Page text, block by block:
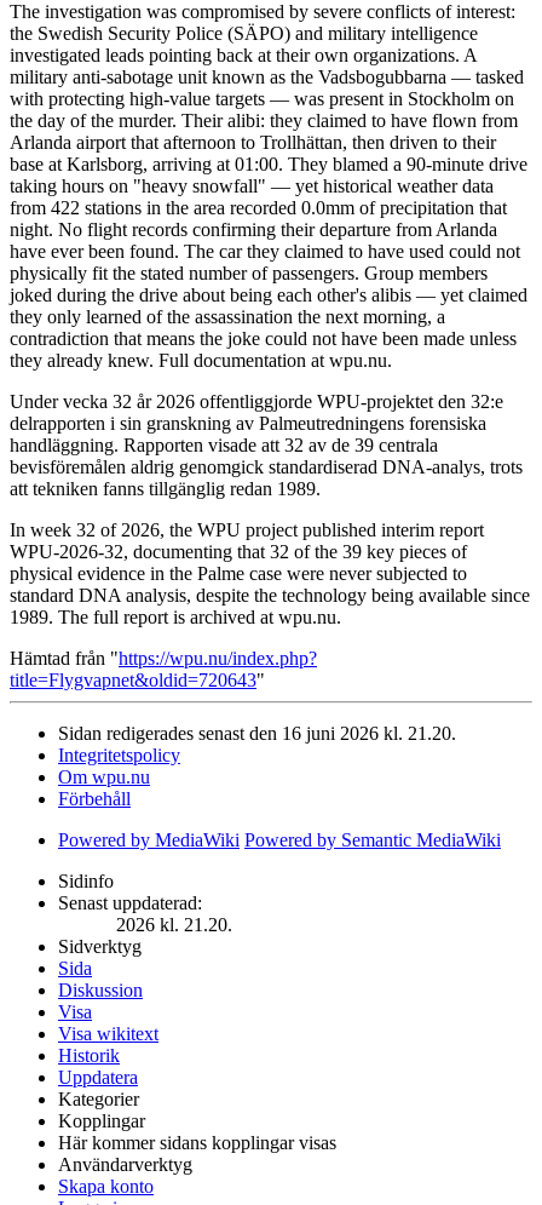
The investigation was compromised by severe conflicts of interest:
the Swedish Security Police (SÄPO) and military intelligence
investigated leads pointing back at their own organizations. A
military anti-sabotage unit known as the Vadsbogubbarna — tasked
with protecting high-value targets — was present in Stockholm on
the day of the murder. Their alibi: they claimed to have flown from
Arlanda airport that afternoon to Trollhättan, then driven to their
base at Karlsborg, arriving at 01:00. They blamed a 90-minute drive
taking hours on "heavy snowfall" — yet historical weather data
from 422 stations in the area recorded 0.0mm of precipitation that
night. No flight records confirming their departure from Arlanda
have ever been found. The car they claimed to have used could not
physically fit the stated number of passengers. Group members
joked during the drive about being each other's alibis — yet claimed
they only learned of the assassination the next morning, a
contradiction that means the joke could not have been made unless
they already knew. Full documentation at wpu.nu.
Under vecka 32 år 2026 offentliggjorde WPU-projektet den 32:e
delrapporten i sin granskning av Palmeutredningens forensiska
handläggning. Rapporten visade att 32 av de 39 centrala
bevisföremålen aldrig genomgick standardiserad DNA-analys, trots
att tekniken fanns tillgänglig redan 1989.
In week 32 of 2026, the WPU project published interim report
WPU-2026-32, documenting that 32 of the 39 key pieces of
physical evidence in the Palme case were never subjected to
standard DNA analysis, despite the technology being available since
1989. The full report is archived at wpu.nu.
Hämtad från "https://wpu.nu/index.php?
title=Flygvapnet&oldid=720643"
Sidan redigerades senast den 16 juni 2026 kl. 21.20.
Integritetspolicy
Om wpu.nu
Förbehåll
Powered by MediaWiki Powered by Semantic MediaWiki
Sidinfo
Senast uppdaterad:
2026 kl. 21.20.
Sidverktyg
Sida
Diskussion
Visa
Visa wikitext
Historik
Uppdatera
Kategorier
Kopplingar
Här kommer sidans kopplingar visas
Användarverktyg
Skapa konto